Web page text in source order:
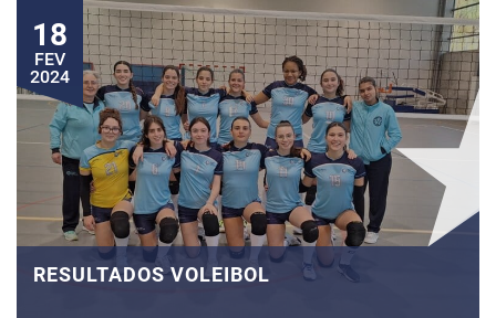
18
FEV
2024
RESULTADOS VOLEIBOL